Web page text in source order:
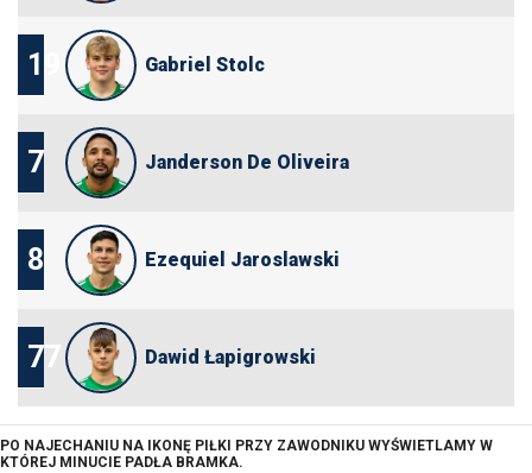
19 Gabriel Stolc
7 Janderson De Oliveira
8 Ezequiel Jaroslawski
77 Dawid Łapigrowski
PO NAJECHANIU NA IKONĘ PIŁKI PRZY ZAWODNIKU WYŚWIETLAMY W
KTÓREJ MINUCIE PADŁA BRAMKA.